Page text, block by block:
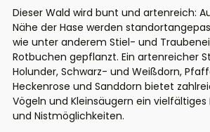
Dieser Wald wird bunt und artenreich:
Nähe der Hase werden
wie unter anderem Stiel- und
Rotbuchen gepflanzt. Ein artenreicher
Holunder, Schwarz- und Weißdorn,
Heckenrose und Sanddorn bietet
Vögeln und Kleinsäugern ein
und Nistmöglichkeiten.